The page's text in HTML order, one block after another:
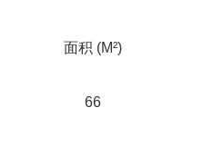
面积 (M²)
66